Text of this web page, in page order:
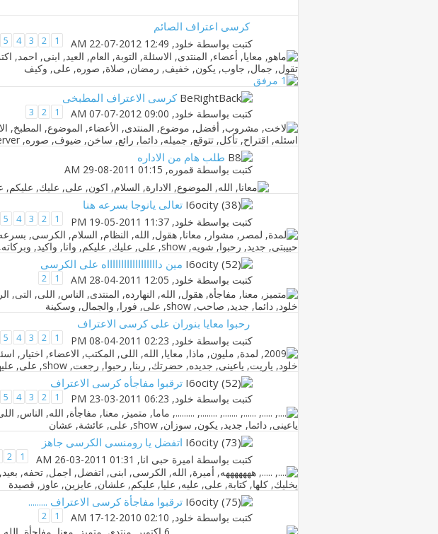
كرسى اعتراف الصائم
كتبت بواسطة خلود‏, 22-07-2012 12:49 AM
1
2
3
4
5
كرسى الاعتراف المطبخى
كتبت بواسطة خلود‏, 07-07-2012 09:00 AM
1
2
3
طلب هام من الاداره
كتبت بواسطة قموره‏, 29-08-2011 01:15 AM
تعالى يانوجا بسرعه هنا
كتبت بواسطة خلود‏, 19-05-2011 11:37 PM
1
2
3
4
5
مين دااااااااااااااااااه على الكرسى
كتبت بواسطة خلود‏, 28-04-2011 12:05 AM
1
2
رحبوا معايا بنوران على كرسى الاعتراف
كتبت بواسطة خلود‏, 08-04-2011 02:23 PM
1
2
3
4
5
ترقبوا مفاجأه كرسى الاعتراف
كتبت بواسطة خلود‏, 23-03-2011 06:23 PM
1
2
3
4
5
اتفضل يا رومنسى الكرسى جاهز
كتبت بواسطة اميرة حبى انا‏, 26-03-2011 01:31 AM
1
2
ترقبوا مفاجأة كرسى الاعتراف .........
كتبت بواسطة خلود‏, 17-12-2010 02:10 AM
1
2